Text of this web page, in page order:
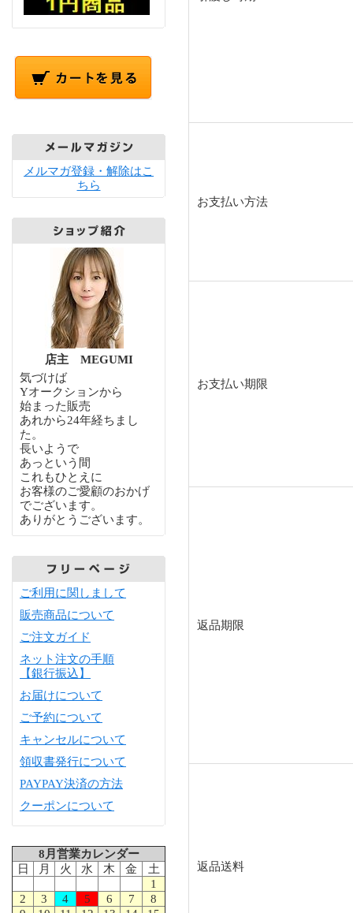
メルマガ登録・解除はこ
ちら
店主 MEGUMI
気づけば
Yオークションから
始まった販売
あれから24年経ちまし
た。
長いようで
あっという間
これもひとえに
お客様のご愛顧のおかげ
でございます。
ありがとうございます。
ご利用に関しまして
販売商品について
ご注文ガイド
ネット注文の手順
【銀行振込】
お届けについて
ご予約について
キャンセルについて
領収書発行について
PAYPAY決済の方法
クーポンについて
8月営業カレンダー
日
月 火 水 木 金
土
1
2
3 4 5 6 7
8
お支払い方法
お支払い期限
返品期限
返品送料